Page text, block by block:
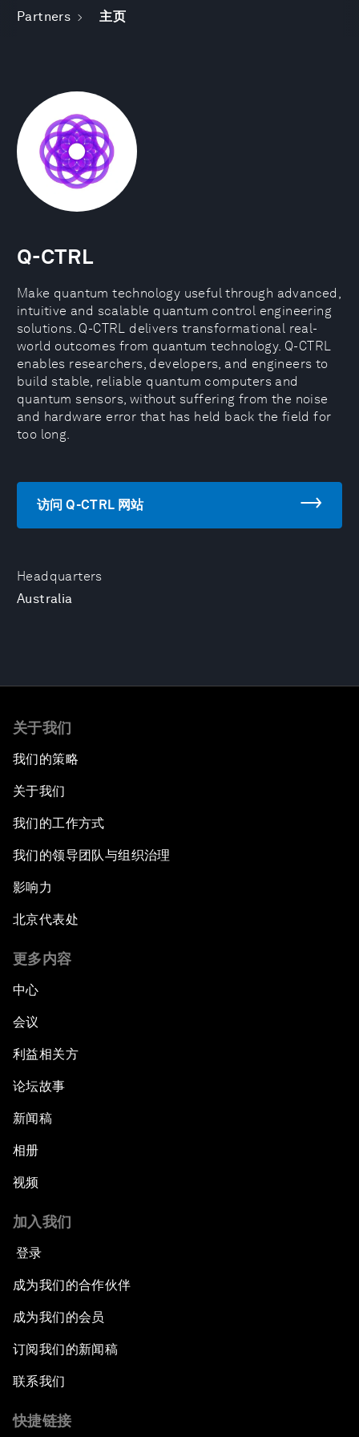
Partners 主页
Headquarters
Australia
Q-CTRL
Make quantum technology useful through advanced,
intuitive and scalable quantum control engineering
solutions. Q-CTRL delivers transformational real-
world outcomes from quantum technology. Q-CTRL
enables researchers, developers, and engineers to
build stable, reliable quantum computers and
quantum sensors, without suffering from the noise
and hardware error that has held back the field for
too long.
访问 Q-CTRL 网站
关于我们
我们的策略
关于我们
我们的工作方式
我们的领导团队与组织治理
影响力
北京代表处
更多内容
中心
会议
利益相关方
论坛故事
新闻稿
相册
视频
加入我们
登录
成为我们的合作伙伴
成为我们的会员
订阅我们的新闻稿
联系我们
快捷链接